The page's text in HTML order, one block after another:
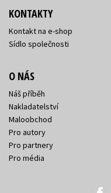
KONTAKTY
Kontakt na e-shop
Sídlo společnosti
O NÁS
Náš příběh
Nakladatelství
Maloobchod
Pro autory
Pro partnery
Pro média